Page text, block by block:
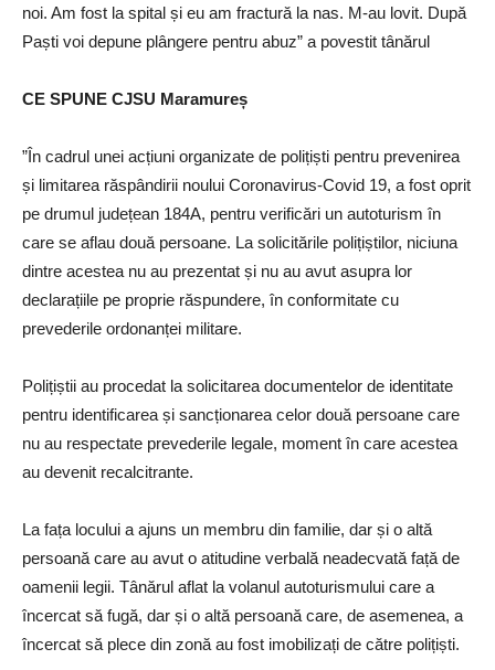
noi. Am fost la spital și eu am fractură la nas. M-au lovit. După
Paști voi depune plângere pentru abuz” a povestit tânărul
CE SPUNE CJSU Maramureș
”În cadrul unei acțiuni organizate de polițiști pentru prevenirea
și limitarea răspândirii noului Coronavirus-Covid 19, a fost oprit
pe drumul județean 184A, pentru verificări un autoturism în
care se aflau două persoane. La solicitările polițiștilor, niciuna
dintre acestea nu au prezentat și nu au avut asupra lor
declarațiile pe proprie răspundere, în conformitate cu
prevederile ordonanței militare.
Polițiștii au procedat la solicitarea documentelor de identitate
pentru identificarea și sancționarea celor două persoane care
nu au respectate prevederile legale, moment în care acestea
au devenit recalcitrante.
La fața locului a ajuns un membru din familie, dar și o altă
persoană care au avut o atitudine verbală neadecvată față de
oamenii legii. Tânărul aflat la volanul autoturismului care a
încercat să fugă, dar și o altă persoană care, de asemenea, a
încercat să plece din zonă au fost imobilizați de către polițiști.